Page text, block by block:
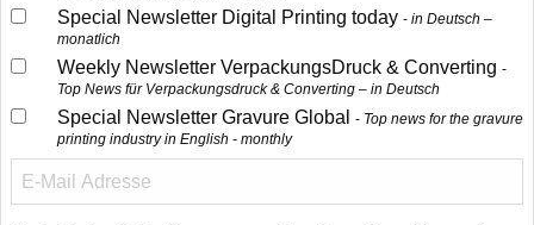
Special Newsletter Digital Printing today
in Deutsch –
monatlich
Weekly Newsletter VerpackungsDruck & Converting
Top News für Verpackungsdruck & Converting – in Deutsch
Special Newsletter Gravure Global
Top news for the gravure
printing industry in English - monthly